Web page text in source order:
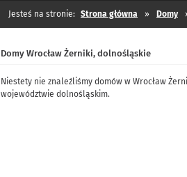
Jesteś na stronie: Strona główna » Domy
Domy Wrocław Żerniki, dolnośląskie
Niestety nie znaleźliśmy domów w Wrocław
województwie dolnośląskim.